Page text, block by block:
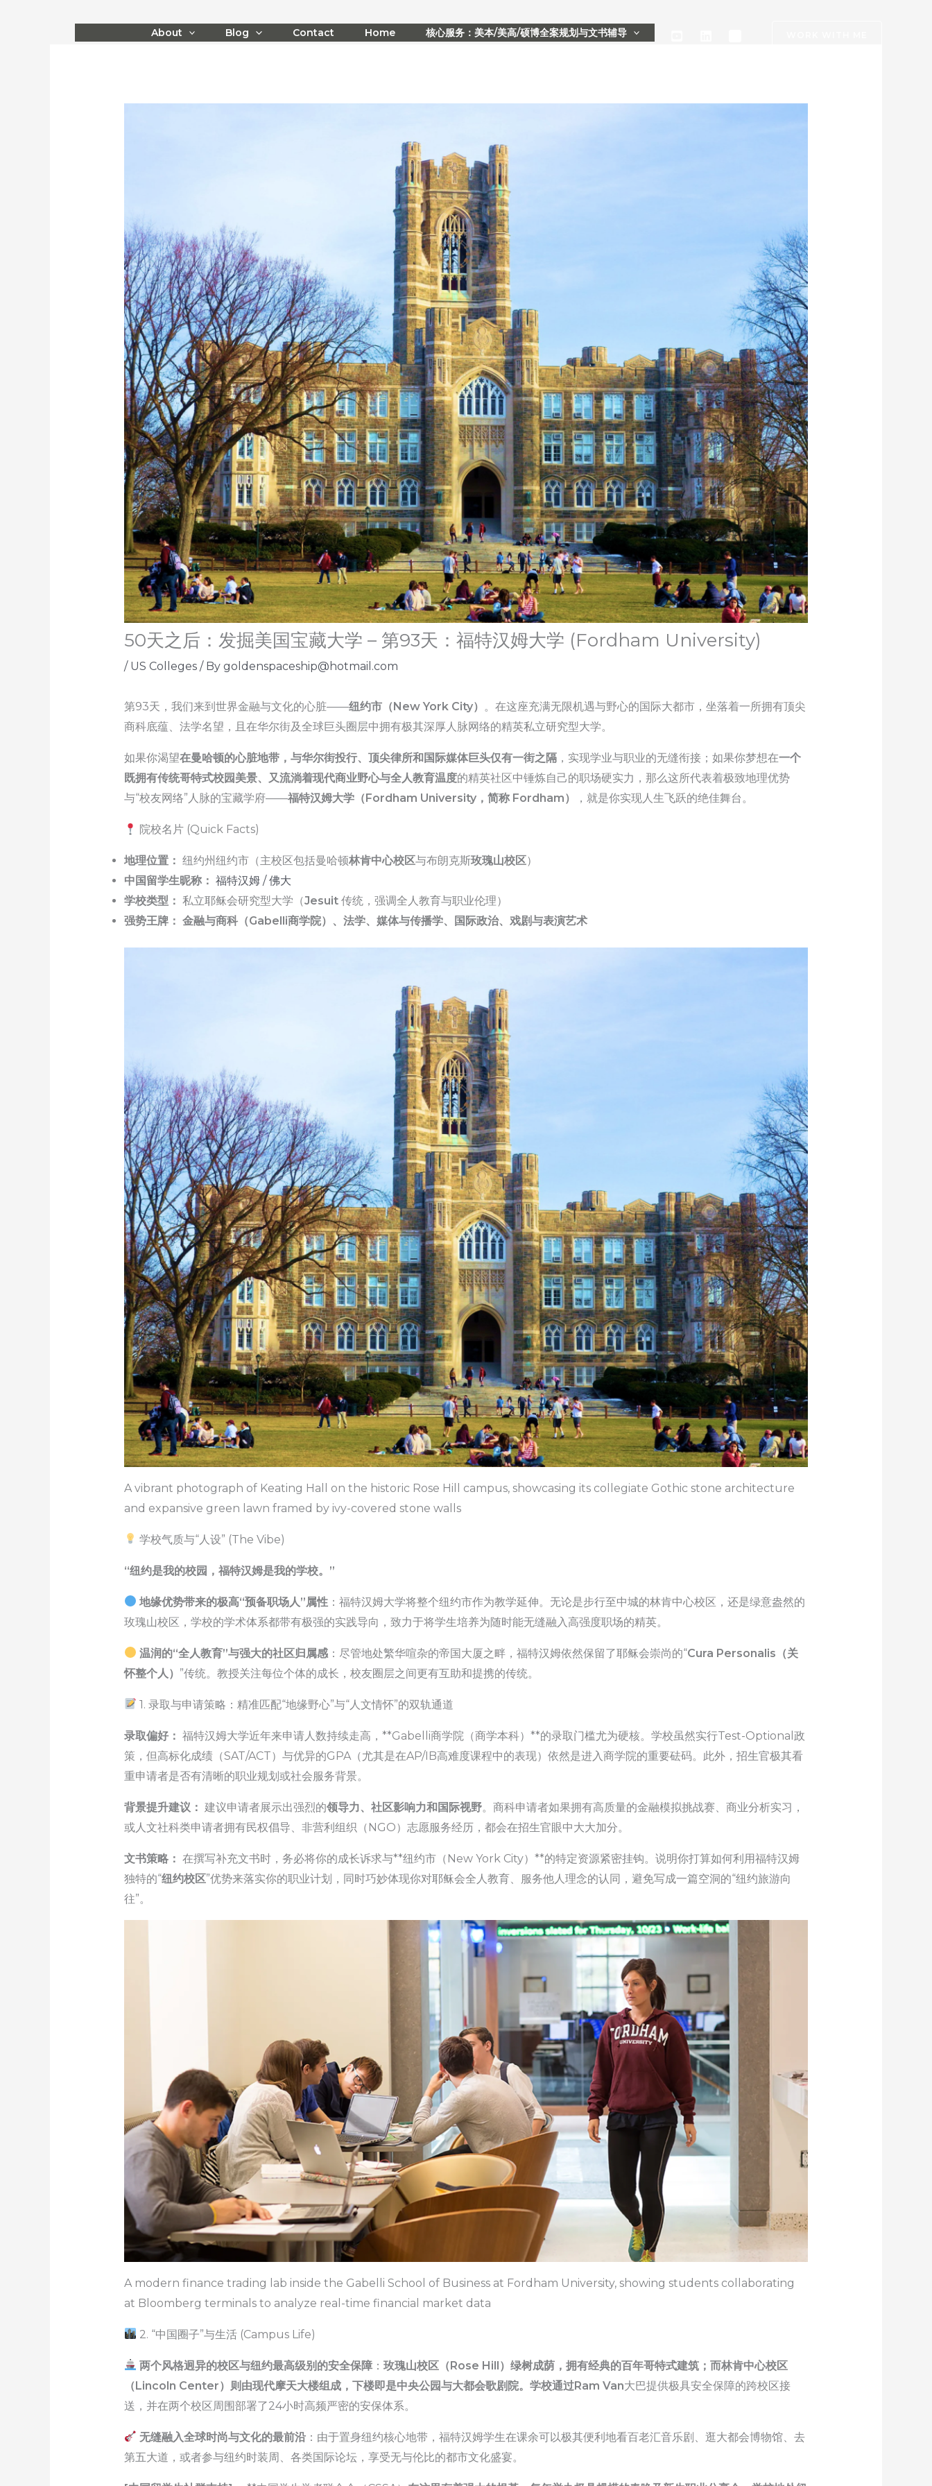
About Blog Contact Home 核心服务：美本/美高/硕博全案规划与文书辅导
50天之后：发掘美国宝藏大学 – 第93天：福特汉姆大学 (Fordham University)
/ US Colleges/ By goldenspaceship@hotmail.com
第93天，我们来到世界金融与文化的心脏——纽约市（New York City） 。在这座充满无限机遇与野心的国际大都市，坐落着一所拥有顶尖
商科底蕴、法学名望，且在华尔街及全球巨头圈层中拥有极其深厚人脉网络的精英私立研究型大学。
如果你渴望在曼哈顿的心脏地带，与华尔街投行、顶尖律所和国际媒体巨头仅有一街之隔，实现学业与职业的无缝衔接；如果你梦想在一个
既拥有传统哥特式校园美景、又流淌着现代商业野心与全人教育温度的精英社区中锤炼自己的职场硬实力，那么这所代表着极致地理优势
与“校友网络”人脉的宝藏学府——福特汉姆大学（Fordham University，简称 Fordham） ，就是你实现人生飞跃的绝佳舞台。
院校名片 (Quick Facts)
地理位置： 纽约州纽约市（主校区包括曼哈顿林肯中心校区与布朗克斯玫瑰山校区）
中国留学生昵称： 福特汉姆 / 佛大
学校类型： 私立耶稣会研究型大学（Jesuit传统，强调全人教育与职业伦理）
强势王牌： 金融与商科（Gabelli商学院）、法学、媒体与传播学、国际政治、戏剧与表演艺术
A vibrant photograph of Keating Hall on the historic Rose Hill campus, showcasing its collegiate Gothic stone architecture
and expansive green lawn framed by ivy-covered stone walls
学校气质与“人设” (The Vibe)
“纽约是我的校园，福特汉姆是我的学校。”
地缘优势带来的极高“预备职场人”属性：福特汉姆大学将整个纽约市作为教学延伸。无论是步行至中城的林肯中心校区，还是绿意盎然的
玫瑰山校区，学校的学术体系都带有极强的实践导向，致力于将学生培养为随时能无缝融入高强度职场的精英。
温润的“全人教育”与强大的社区归属感：尽管地处繁华喧杂的帝国大厦之畔，福特汉姆依然保留了耶稣会崇尚的“Cura Personalis（关
怀整个人） ”传统。教授关注每位个体的成长，校友圈层之间更有互助和提携的传统。
1. 录取与申请策略：精准匹配“地缘野心”与“人文情怀”的双轨通道
录取偏好： 福特汉姆大学近年来申请人数持续走高，**Gabelli商学院（商学本科）**的录取门槛尤为硬核。学校虽然实行Test-Optional政
策，但高标化成绩（SAT/ACT）与优异的GPA（尤其是在AP/IB高难度课程中的表现）依然是进入商学院的重要砝码。此外，招生官极其看
重申请者是否有清晰的职业规划或社会服务背景。
背景提升建议： 建议申请者展示出强烈的领导力、社区影响力和国际视野。商科申请者如果拥有高质量的金融模拟挑战赛、商业分析实习，
或人文社科类申请者拥有民权倡导、非营利组织（NGO）志愿服务经历，都会在招生官眼中大大加分。
文书策略： 在撰写补充文书时，务必将你的成长诉求与**纽约市（New York City）**的特定资源紧密挂钩。说明你打算如何利用福特汉姆
独特的“纽约校区”优势来落实你的职业计划，同时巧妙体现你对耶稣会全人教育、服务他人理念的认同，避免写成一篇空洞的“纽约旅游向
往”。
A modern finance trading lab inside the Gabelli School of Business at Fordham University, showing students collaborating
at Bloomberg terminals to analyze real-time financial market data
2. “中国圈子”与生活 (Campus Life)
两个风格迥异的校区与纽约最高级别的安全保障： 玫瑰山校区（Rose Hill）绿树成荫，拥有经典的百年哥特式建筑；而林肯中心校区
（Lincoln Center）则由现代摩天大楼组成，下楼即是中央公园与大都会歌剧院。学校通过Ram Van大巴提供极具安全保障的跨校区接
送，并在两个校区周围部署了24小时高频严密的安保体系。
无缝融入全球时尚与文化的最前沿：由于置身纽约核心地带，福特汉姆学生在课余可以极其便利地看百老汇音乐剧、逛大都会博物馆、去
第五大道，或者参与纽约时装周、各类国际论坛，享受无与伦比的都市文化盛宴。